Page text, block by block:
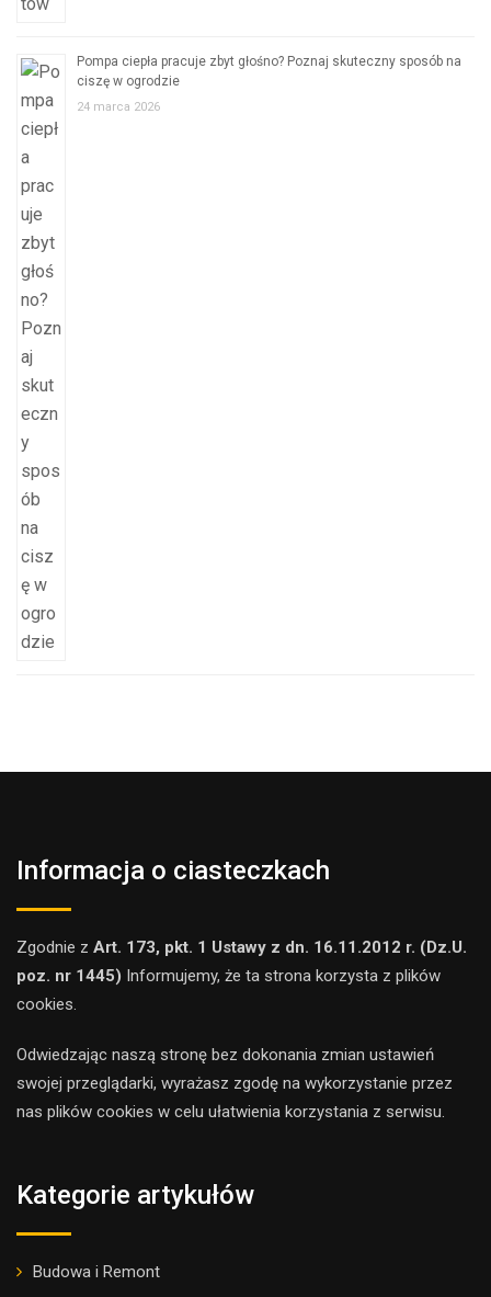
Pompa ciepła pracuje zbyt głośno? Poznaj skuteczny sposób na
ciszę w ogrodzie
24 marca 2026
Informacja o ciasteczkach
Zgodnie z Art. 173, pkt. 1 Ustawy z dn. 16.11.2012 r. (Dz.U.
poz. nr 1445) Informujemy, że ta strona korzysta z plików
cookies.
Odwiedzając naszą stronę bez dokonania zmian ustawień
swojej przeglądarki, wyrażasz zgodę na wykorzystanie przez
nas plików cookies w celu ułatwienia korzystania z serwisu.
Kategorie artykułów
Budowa i Remont